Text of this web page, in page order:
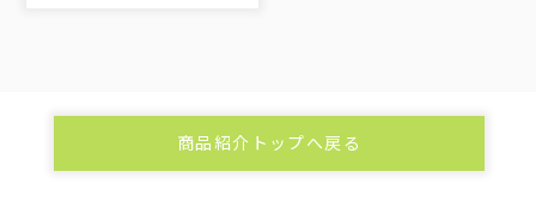
商品紹介トップへ戻る